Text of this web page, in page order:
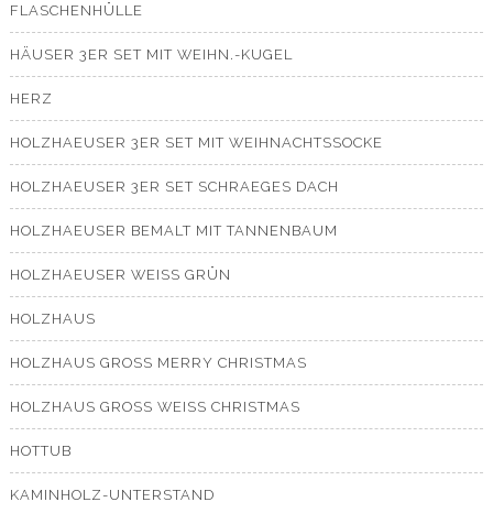
FLASCHENHÜLLE
HÄUSER 3ER SET MIT WEIHN.-KUGEL
HERZ
HOLZHAEUSER 3ER SET MIT WEIHNACHTSSOCKE
HOLZHAEUSER 3ER SET SCHRAEGES DACH
HOLZHAEUSER BEMALT MIT TANNENBAUM
HOLZHAEUSER WEISS GRÜN
HOLZHAUS
HOLZHAUS GROSS MERRY CHRISTMAS
HOLZHAUS GROSS WEISS CHRISTMAS
HOTTUB
KAMINHOLZ-UNTERSTAND